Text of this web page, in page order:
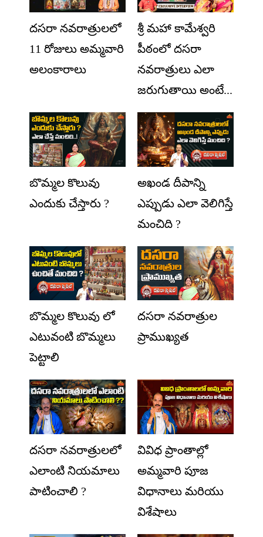
దసరా నవరాత్రులలో
11 రోజులు అమ్మవారి
అలంకారాలు
శ్రీ మహా కామేశ్వరి
పీఠంలో దసరా
నవరాత్రులు ఎలా
జరుగుతాయి అంటే...
బొమ్మల కొలువు
ఎందుకు చేస్తారు ?
అఖండ దీపాన్ని
ఎప్పుడు ఎలా వెలిగిస్తే
మంచిది ?
బొమ్మల కొలువు లో
ఎటువంటి బొమ్మలు
పెట్టాలి
దసరా నవరాత్రుల
ప్రాముఖ్యత
దసరా నవరాత్రులలో
ఎలాంటి నియమాలు
పాటించాలి ?
వివిధ ప్రాంతాల్లో
అమ్మవారి పూజ
విధానాలు మరియు
విశేషాలు